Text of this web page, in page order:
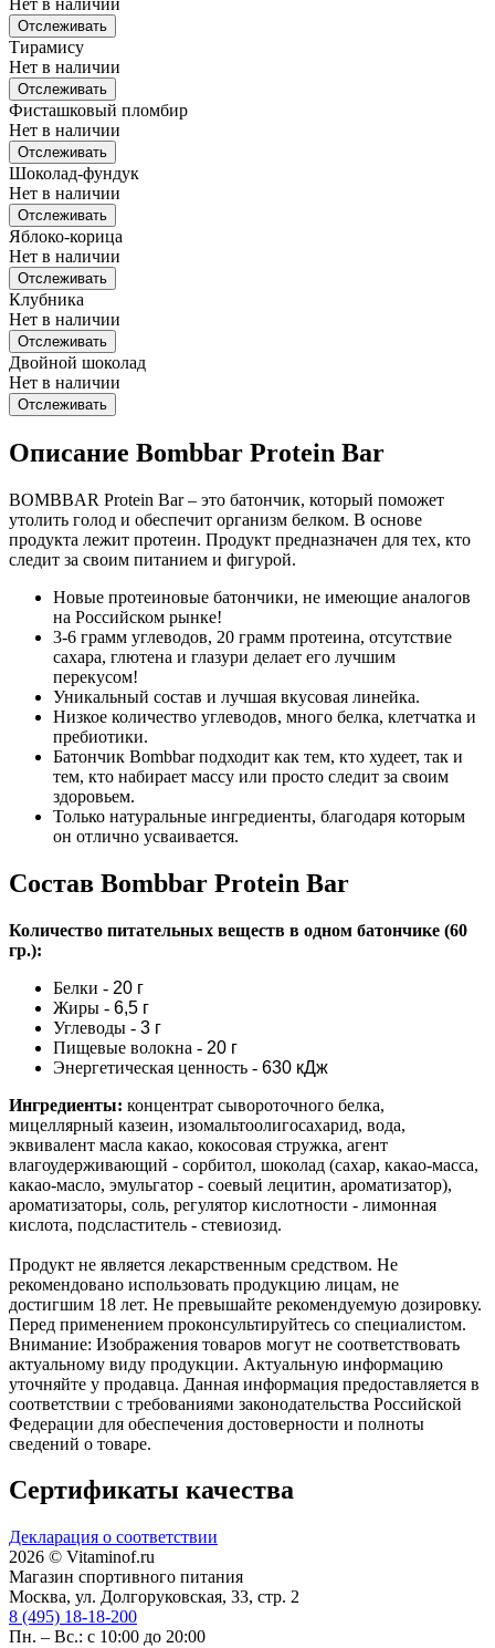
Отслеживать
Тирамису
Нет в наличии
Отслеживать
Фисташковый пломбир
Нет в наличии
Отслеживать
Шоколад-фундук
Нет в наличии
Отслеживать
Яблоко-корица
Нет в наличии
Отслеживать
Клубника
Нет в наличии
Отслеживать
Двойной шоколад
Нет в наличии
Отслеживать
Описание Bombbar Protein Bar
BOMBBAR Protein Bar – это батончик, который поможет
утолить голод и обеспечит организм белком. В основе
продукта лежит протеин. Продукт предназначен для тех, кто
следит за своим питанием и фигурой.
Новые протеиновые батончики, не имеющие аналогов
на Российском рынке!
3-6 грамм углеводов, 20 грамм протеина, отсутствие
сахара, глютена и глазури делает его лучшим
перекусом!
Уникальный состав и лучшая вкусовая линейка.
Низкое количество углеводов, много белка, клетчатка и
пребиотики.
Батончик Bombbar подходит как тем, кто худеет, так и
тем, кто набирает массу или просто следит за своим
здоровьем.
Только натуральные ингредиенты, благодаря которым
он отлично усваивается.
Состав Bombbar Protein Bar
Количество питательных веществ в одном батончике (60
гр.):
Белки - 20 г
Жиры - 6,5 г
Углеводы - 3 г
Пищевые волокна - 20 г
Энергетическая ценность - 630 кДж
Ингредиенты: концентрат сывороточного белка,
мицеллярный казеин, изомальтоолигосахарид, вода,
эквивалент масла какао, кокосовая стружка, агент
влагоудерживающий - сорбитол, шоколад (сахар, какао-масса,
какао-масло, эмульгатор - соевый лецитин, ароматизатор),
ароматизаторы, соль, регулятор кислотности - лимонная
кислота, подсластитель - стевиозид.
Продукт не является лекарственным средством. Не
рекомендовано использовать продукцию лицам, не
достигшим 18 лет. Не превышайте рекомендуемую дозировку.
Перед применением проконсультируйтесь со специалистом.
Внимание: Изображения товаров могут не соответствовать
актуальному виду продукции. Актуальную информацию
уточняйте у продавца. Данная информация предоставляется в
соответствии с требованиями законодательства Российской
Федерации для обеспечения достоверности и полноты
сведений о товаре.
Сертификаты качества
Декларация о соответствии
2026 © Vitaminof.ru
Магазин спортивного питания
Москва, ул. Долгоруковская, 33, стр. 2
8 (495) 18-18-200
Пн. – Вс.: с 10:00 до 20:00